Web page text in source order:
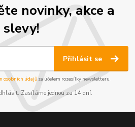
novinky, akce a
slevy!
Přihlásit se
osobních údajůza účelem rozesílky newsletteru.
Zasíláme jednou za 14 dní.